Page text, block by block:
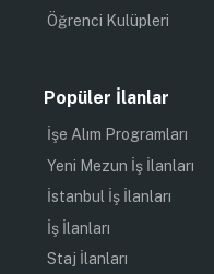
Öğrenci Kulüpleri
Popüler İlanlar
İşe Alım Programları
Yeni Mezun İş İlanları
İstanbul İş İlanları
İş İlanları
Staj İlanları